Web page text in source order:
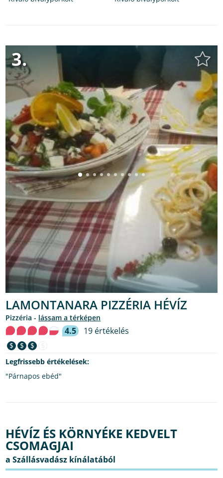
3.
LAMONTANARA PIZZÉRIA HÉVÍZ
pizzéria - lássam a térképen
4.5 19 értékelés
$ $ $
Legfrissebb értékelések:
"Párnapos ebéd"
HÉVÍZ ÉS KÖRNYÉKE KEDVELT
CSOMAGJAI